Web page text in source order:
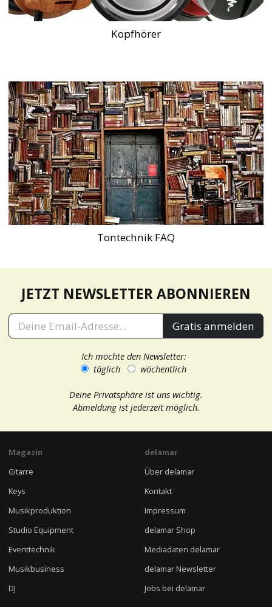
Kopfhörer
Tontechnik FAQ
JETZT NEWSLETTER ABONNIEREN
Gratis anmelden
Ich möchte den Newsletter:
täglich
wöchentlich
Deine Privatsphäre ist uns wichtig.
Abmeldung ist jederzeit möglich.
Magazin
Gitarre
Keys
Musikproduktion
Studio Equipment
Eventtechnik
Musikbusiness
DJ
delamar
Über delamar
Kontakt
Impressum
delamar Shop
Mediadaten delamar
delamar Newsletter
Jobs bei delamar